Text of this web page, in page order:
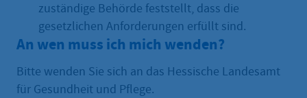
zuständige Behörde feststellt, dass die
gesetzlichen Anforderungen erfüllt sind.
An wen muss ich mich wenden?
Bitte wenden Sie sich an das Hessische Landesamt
für Gesundheit und Pflege.